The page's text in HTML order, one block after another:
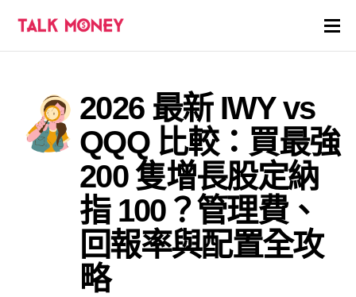
證券商評價
各種投資產品戶口
2026 最新 IWY vs
QQQ 比較：買最強
200 隻增長股定納
指 100？管理費、
回報率與配置全攻
略